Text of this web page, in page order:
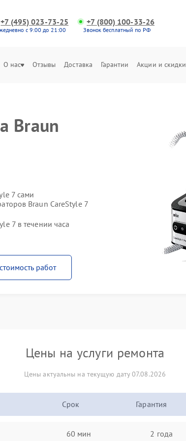
+7 (495) 023-73-25
с 9:00 до 21:00
+7 (800) 100-33-26
Звонок бесплатный по РФ
О нас Отзывы Доставка Гарантии Акции и скидки
Braun
7 сами
Braun CareStyle 7
7 в течении часа
работ
Цены на услуги ремонта
Цены актуальны на текущую дату 07.08.2026
Срок Гарантия
60 мин 2 года